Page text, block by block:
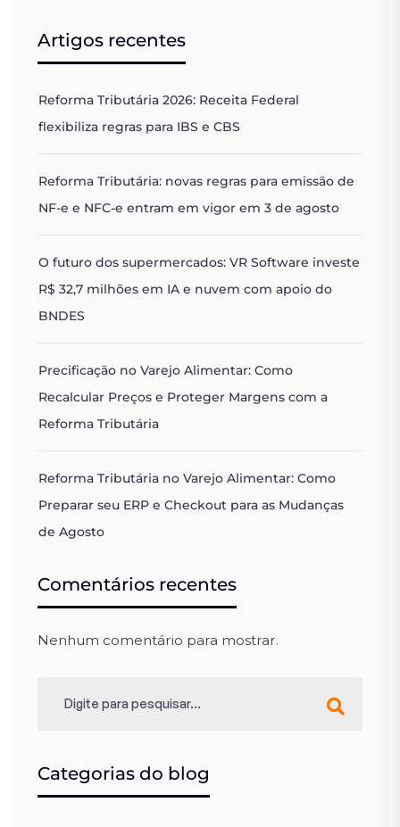
Artigos recentes
Reforma Tributária 2026: Receita Federal
flexibiliza regras para IBS e CBS
Reforma Tributária: novas regras para emissão de
NF-e e NFC-e entram em vigor em 3 de agosto
O futuro dos supermercados: VR Software investe
R$ 32,7 milhões em IA e nuvem com apoio do
BNDES
Precificação no Varejo Alimentar: Como
Recalcular Preços e Proteger Margens com a
Reforma Tributária
Reforma Tributária no Varejo Alimentar: Como
Preparar seu ERP e Checkout para as Mudanças
de Agosto
Comentários recentes
Nenhum comentário para mostrar.
Categorias do blog